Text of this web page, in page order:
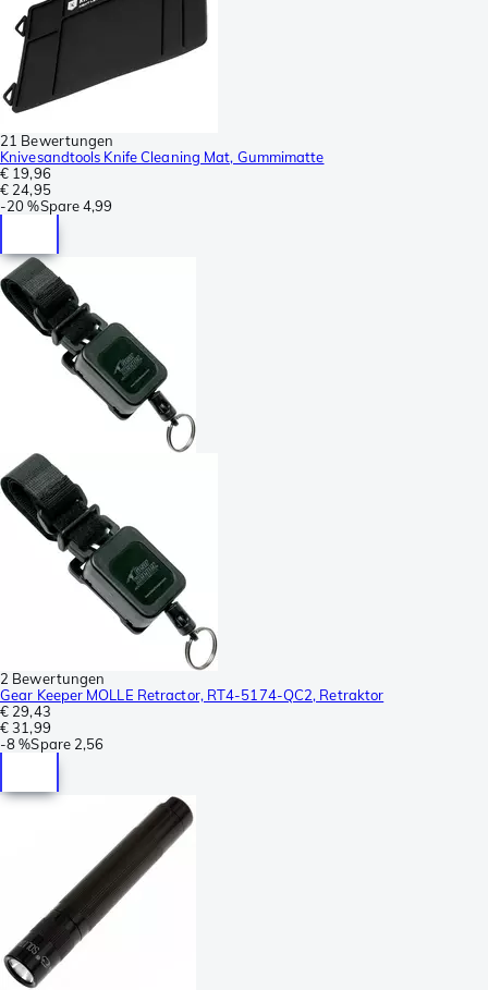
21 Bewertungen
Knivesandtools Knife Cleaning Mat, Gummimatte
€ 19,96
€ 24,95
-20 %Spare4,99
2 Bewertungen
Gear Keeper MOLLE Retractor, RT4-5174-QC2, Retraktor
€ 29,43
€ 31,99
-8 %Spare 2,56